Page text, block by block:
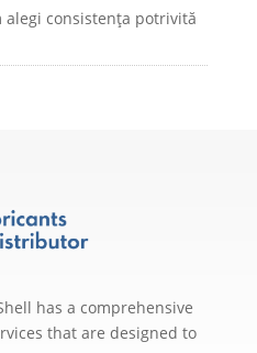
alegi consistența potrivită
has a comprehensive
that are designed to